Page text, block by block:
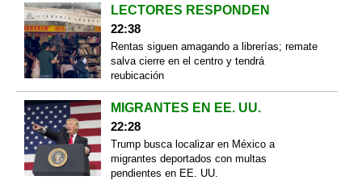
LECTORES RESPONDEN
22:38
Rentas siguen amagando a librerías; remate
salva cierre en el centro y tendrá
reubicación
MIGRANTES EN EE. UU.
22:28
Trump busca localizar en México a
migrantes deportados con multas
pendientes en EE. UU.